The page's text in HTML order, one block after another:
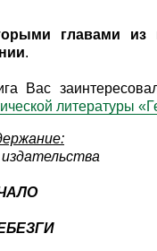
главами из
.
Вас
литературы